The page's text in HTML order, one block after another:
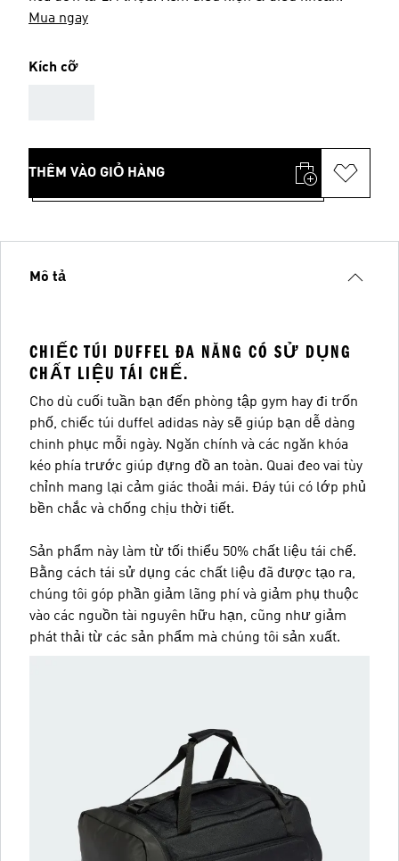
Mua ngay
Kích cỡ
THÊM VÀO GIỎ HÀNG
Mô tả
CHIẾC TÚI DUFFEL ĐA NĂNG CÓ SỬ DỤNG
CHẤT LIỆU TÁI CHẾ.
Cho dù cuối tuần bạn đến phòng tập gym hay đi trốn
phố, chiếc túi duffel adidas này sẽ giúp bạn dễ dàng
chinh phục mỗi ngày. Ngăn chính và các ngăn khóa
kéo phía trước giúp đựng đồ an toàn. Quai đeo vai tùy
chỉnh mang lại cảm giác thoải mái. Đáy túi có lớp phủ
bền chắc và chống chịu thời tiết.
Sản phẩm này làm từ tối thiểu 50% chất liệu tái chế.
Bằng cách tái sử dụng các chất liệu đã được tạo ra,
chúng tôi góp phần giảm lãng phí và giảm phụ thuộc
vào các nguồn tài nguyên hữu hạn, cũng như giảm
phát thải từ các sản phẩm mà chúng tôi sản xuất.